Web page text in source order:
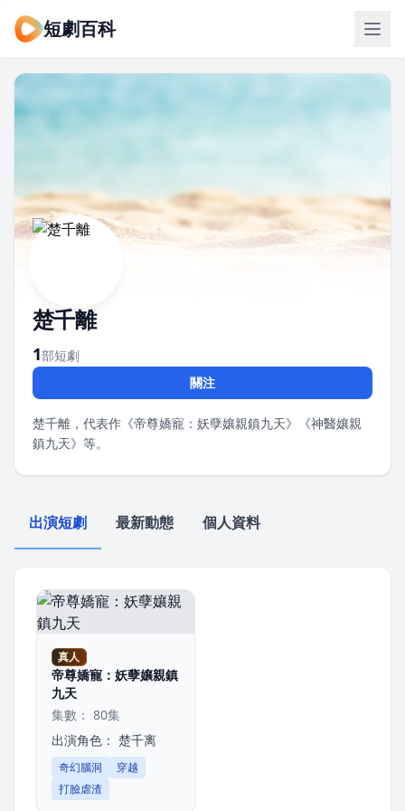
短劇百科
楚千離
1部短劇
關注
楚千離，代表作《帝尊嬌寵：妖孽孃親鎮九天》《神醫孃親
鎮九天》等。
出演短劇 最新動態 個人資料
真人
帝尊嬌寵：妖孽孃親鎮
九天
集數： 80集
出演角色： 楚千离
奇幻腦洞
穿越
打臉虐渣